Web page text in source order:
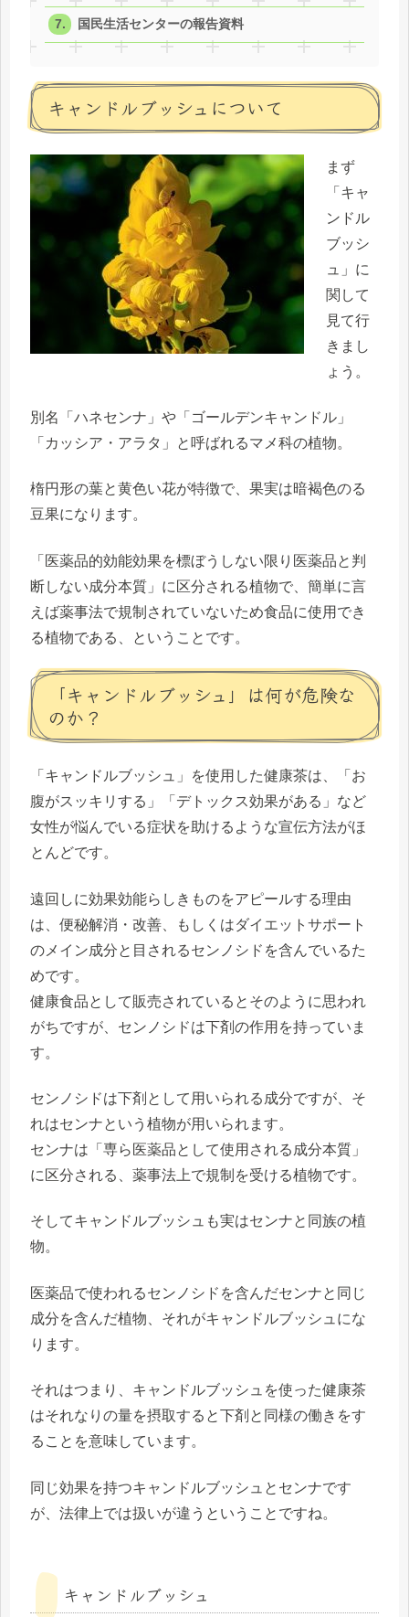
国民生活センターの報告資料
キャンドルブッシュについて
まず
「キャ
ンドル
ブッシ
ュ」に
関して
見て行
きまし
ょう。
別名「ハネセンナ」や「ゴールデンキャンドル」
「カッシア・アラタ」と呼ばれるマメ科の植物。
楕円形の葉と黄色い花が特徴で、果実は暗褐色のる
豆果になります。
「 医薬品的効能効果を標ぼうしない限り医薬品と判
断しない成分本質 」に区分される植物で、簡単に言
えば薬事法で規制されていないため食品に使用でき
る植物である、ということです。
「キャンドルブッシュ」は何が危険な
のか？
「キャンドルブッシュ」を使用した健康茶は、「お
腹がスッキリする」「デトックス効果がある」など
女性が悩んでいる症状を助けるような宣伝方法がほ
とんどです。
遠回しに効果効能らしきものをアピールする理由
は、便秘解消・改善、もしくはダイエットサポート
のメイン成分と目されるセンノシド を含んでいるた
めです。
健康食品として販売されているとそのように思われ
がちですが、 センノシドは下剤の作用 を持っていま
す。
センノシドは下剤として用いられる成分ですが、そ
れはセンナという植物が用いられます。
センナは「専ら医薬品として使用される成分本質」
に区分される、薬事法上で規制を受ける植物です。
そしてキャンドルブッシュも実はセンナと同族の植
物。
医薬品で使われるセンノシドを含んだセンナと同じ
成分を含んだ植物 、それがキャンドルブッシュ にな
ります。
それはつまり、キャンドルブッシュを使った健康茶
はそれなりの量を摂取すると下剤と同様の働き をす
ることを意味しています。
同じ効果を持つキャンドルブッシュとセンナです
が、法律上では扱いが違うということですね。
キャンドルブッシュ